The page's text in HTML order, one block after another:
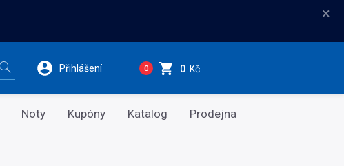
×
Přihlášení 0 0 Kč
Noty Kupóny Katalog Prodejna